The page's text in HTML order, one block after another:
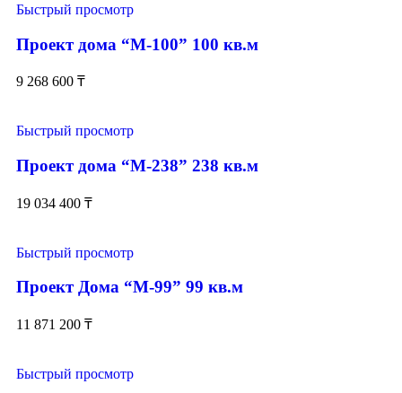
Быстрый просмотр
Проект дома “М-100” 100 кв.м
9 268 600 ₸
Быстрый просмотр
Проект дома “М-238” 238 кв.м
19 034 400 ₸
Быстрый просмотр
Проект Дома “М-99” 99 кв.м
11 871 200 ₸
Быстрый просмотр